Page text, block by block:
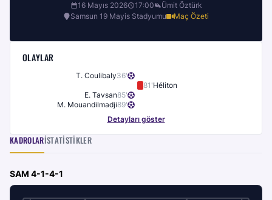
16 Mayıs 2026 17:00
Ümit Öztürk
Samsun 19 Mayis Stadyumu
Maç Özeti
OLAYLAR
T. Coulibaly36'
81 'Héliton
E. Tavsan85'
M. Mouandilmadji89'
Detayları göster
KADROLARİSTATISTIKLER
SAM 4-1-4-1